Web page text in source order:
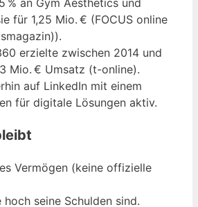
% an Gym Aesthetics und
für 1,25 Mio. € (FOCUS online
erzielte zwischen 2014 und
Mio. € Umsatz (t-online).
auf LinkedIn mit einem
für digitale Lösungen aktiv.
Vermögen (keine offizielle
hoch seine Schulden sind.